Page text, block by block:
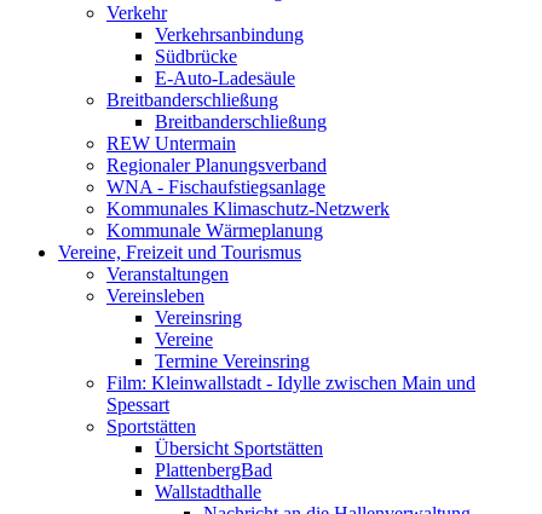
Verkehr
Verkehrsanbindung
Südbrücke
E-Auto-Ladesäule
Breitbanderschließung
Breitbanderschließung
REW Untermain
Regionaler Planungsverband
WNA - Fischaufstiegsanlage
Kommunales Klimaschutz-Netzwerk
Kommunale Wärmeplanung
Vereine, Freizeit und Tourismus
Veranstaltungen
Vereinsleben
Vereinsring
Vereine
Termine Vereinsring
Film: Kleinwallstadt - Idylle zwischen Main und
Spessart
Sportstätten
Übersicht Sportstätten
PlattenbergBad
Wallstadthalle